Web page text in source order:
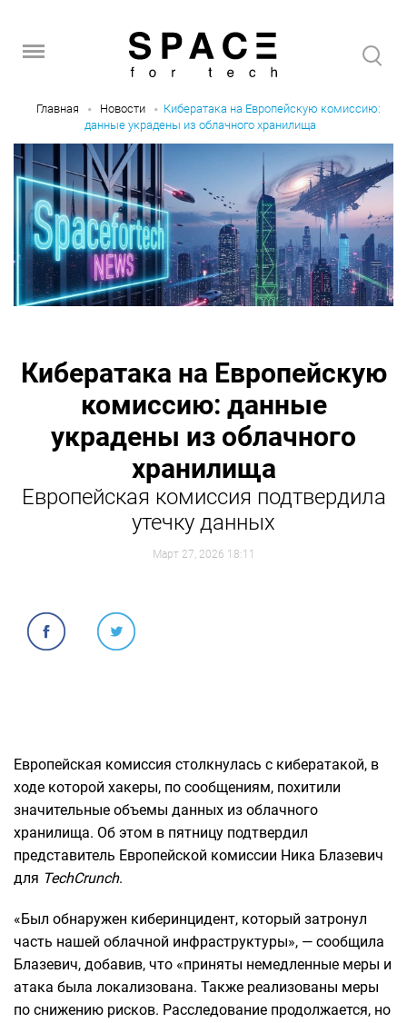
Главная Новости
Кибератака на Европейскую комиссию:
данные украдены из облачного хранилища
Кибератака на Европейскую
комиссию: данные
украдены из облачного
хранилища
Европейская комиссия подтвердила
утечку данных
Март 27, 2026 18:11
Европейская комиссия столкнулась с кибератакой, в
ходе которой хакеры, по сообщениям, похитили
значительные объемы данных из облачного
хранилища. Об этом в пятницу подтвердил
представитель Европейской комиссии Ника Блазевич
для TechCrunch.
«Был обнаружен киберинцидент, который затронул
часть нашей облачной инфраструктуры», — сообщила
Блазевич, добавив, что «приняты немедленные меры и
атака была локализована. Также реализованы меры
по снижению рисков. Расследование продолжается, но